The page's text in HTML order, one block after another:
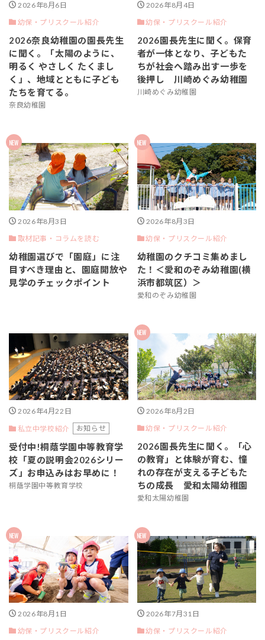
2026年8月6日
幼保・プリスクール紹介
2026奈良幼稚園の園長先生
に聞く。「太陽のように、
明るく やさしく たくまし
く」、地域とともに子ども
たちを育てる。
奈良幼稚園
2026年8月4日
幼保・プリスクール紹介
2026園長先生に聞く。保育
者が一体となり、子どもた
ちが社会へ踏み出す一歩を
後押し 川崎めぐみ幼稚園
川崎めぐみ幼稚園
2026年8月3日
取材記事・コラムを読む
幼稚園選びで「園庭」に注
目すべき理由と、園庭開放や
見学のチェックポイント
2026年8月3日
幼保・プリスクール紹介
幼稚園のクチコミ集めまし
た！＜愛和のぞみ幼稚園(横
浜市都筑区）＞
愛和のぞみ幼稚園
2026年4月22日
私立中学校紹介
お知らせ
受付中!桐蔭学園中等教育学
校「夏の説明会2026シリー
ズ」お申込みはお早めに！
桐蔭学園中等教育学校
2026年8月2日
幼保・プリスクール紹介
2026園長先生に聞く。「心
の教育」と体験が育む、憧
れの存在が支える子どもた
ちの成長 愛和太陽幼稚園
愛和太陽幼稚園
2026年8月1日
幼保・プリスクール紹介
2026年7月31日
幼保・プリスクール紹介